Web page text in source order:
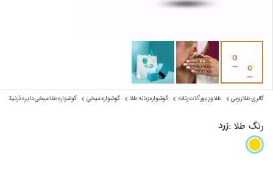
گالری طلا روبی طلا و زیورآلات زنانه گوشواره زنانه طلا گوشواره میخی گوشواره طلا میخی دایره دُرنیکا
رنگ طلا :زرد